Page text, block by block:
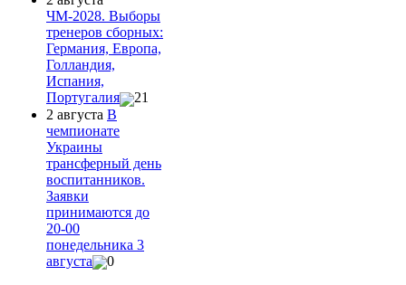
ЧМ-2028. Выборы
тренеров сборных:
Германия, Европа,
Голландия,
Испания,
Португалия
21
2 августа В
чемпионате
Украины
трансферный день
воспитанников.
Заявки
принимаются до
20-00
понедельника 3
августа
0